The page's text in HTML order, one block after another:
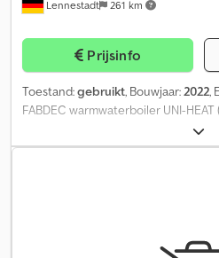
Lennestadt 261 km
Prijsinfo
Toestand:gebruikt, Bouwjaar:2022,
FABDEC warmwaterboiler UNI-
uitvoering roestvrij staal, (0030)
Afwerf